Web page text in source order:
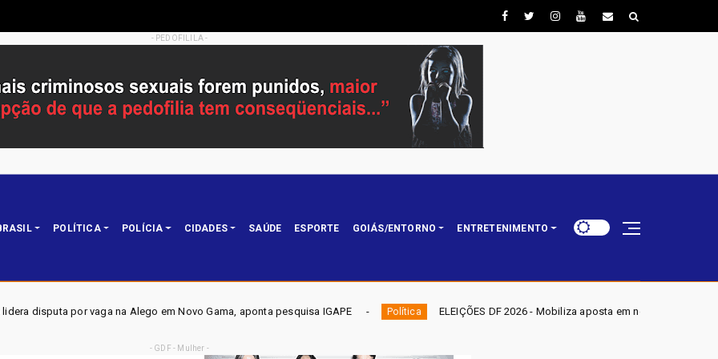
- PEDOFILILA -
POLÍTICA POLÍCIA CIDADES SAÚDE ESPORTE GOIÁS/ENTORNO ENTRETENIMENTO
em Novo Gama, aponta pesquisa IGAPE Política ELEIÇÕES DF 2026 - Mobiliza aposta em nominata completa e mira eleger três
- GDF - Mulher -